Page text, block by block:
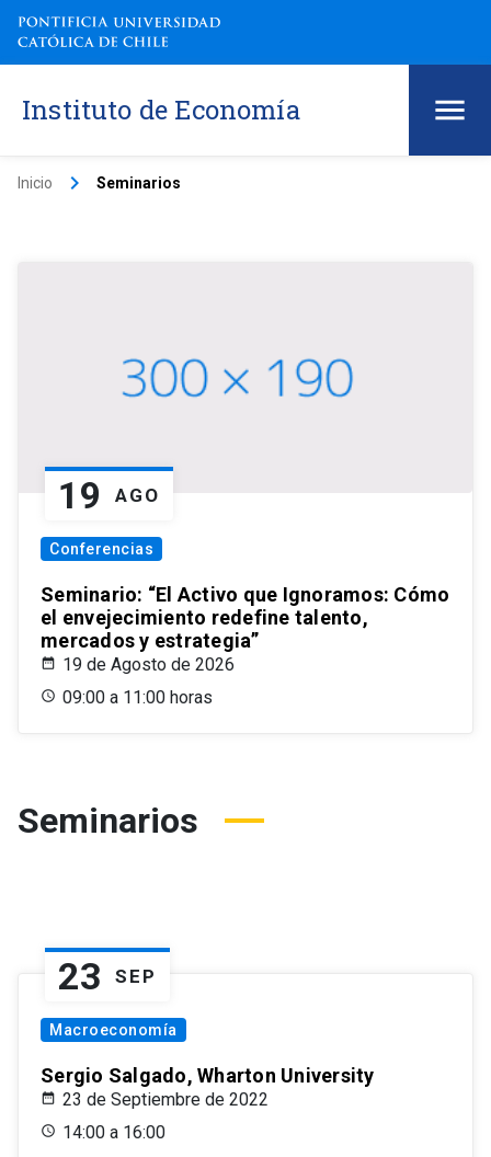
Instituto de Economía
Inicio keyboard_arrow_right Seminarios
19 AGO
Conferencias
Seminario: “El Activo que Ignoramos: Cómo
el envejecimiento redefine talento,
mercados y estrategia”
19 de Agosto de 2026
09:00 a 11:00 horas
Seminarios
23 SEP
Macroeconomía
Sergio Salgado, Wharton University
23 de Septiembre de 2022
14:00 a 16:00